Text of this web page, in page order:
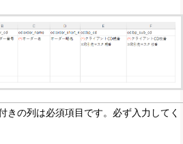
きの列は必須項目です。必ず入力してく